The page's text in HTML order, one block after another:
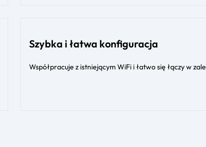
Szybka i łatwa konfiguracja
Współpracuje z istniejącym WiFi i łatwo się łączy w